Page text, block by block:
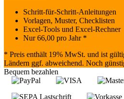
Schritt-für-Schritt-Anleitungen
Vorlagen, Muster, Checklisten
Excel-Tools und Excel-Rechner
Nur66,00 pro Jahr *
* Preis enthält 19% MwSt. und ist
Ländern ggf. abweichend. Noch
Bequem bezahlen